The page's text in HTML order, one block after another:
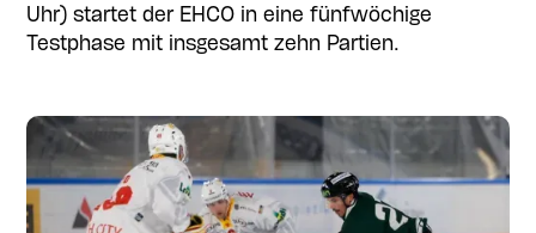
Uhr) startet der EHCO in eine fünfwöchige
Testphase mit insgesamt zehn Partien.